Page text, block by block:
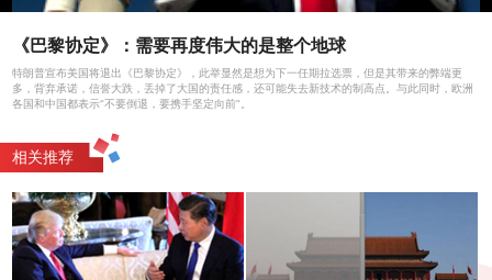
《巴黎协定》：需要再度伟大的是整个地球
特朗普宣布美国将退出《巴黎协定》，此举显然是想为下一任期拉选票，但是其带来的弊端更
多，背弃承诺，信誉大跌，丢掉了大国的责任感，还可能失去新技术的制高点。与此同时，欧洲
各国和中国都表示“不要倒退，要携手坚定向前”。
相关推荐